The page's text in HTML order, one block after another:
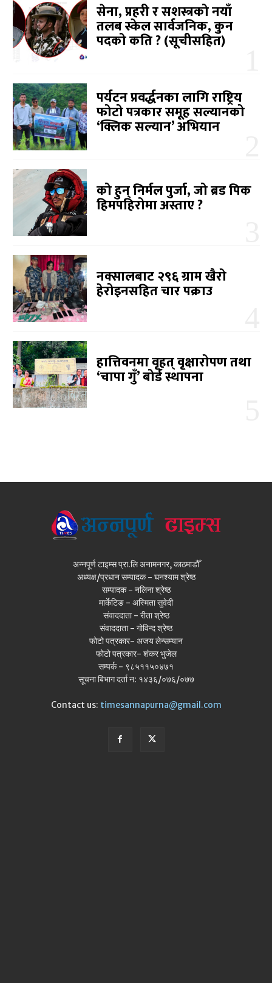
सेना, प्रहरी र सशस्त्रको नयाँ
तलब स्केल सार्वजनिक, कुन
पदको कति ? (सूचीसहित)
पर्यटन प्रवर्द्धनका लागि राष्ट्रिय
फोटो पत्रकार समूह सल्यानको
‘क्लिक सल्यान’ अभियान
को हुन् निर्मल पुर्जा, जो ब्रड पिक
हिमपहिरोमा अस्ताए ?
नक्सालबाट २९६ ग्राम खैरो
हेरोइनसहित चार पक्राउ
हात्तिवनमा वृहत् वृक्षारोपण तथा
‘चापा गुँ’ बोर्ड स्थापना
अन्नपूर्ण टाइम्स प्रा.लि अनामनगर, काठमाडौँ
अध्यक्ष/प्रधान सम्पादक - घनश्याम श्रेष्ठ
सम्पादक - नलिना श्रेष्ठ
मार्केटिङ - अस्मिता सुवेदी
संवाददाता - रीता श्रेष्ठ
संवाददाता - गोविन्द श्रेष्ठ
फोटो पत्रकार- अजय लेन्सम्यान
फोटो पत्रकार- शंकर भुजेल
सम्पर्क - ९८५११५०४७१
सूचना बिभाग दर्ता न: १४३६/०७६/०७७
Contact us: timesannapurna@gmail.com